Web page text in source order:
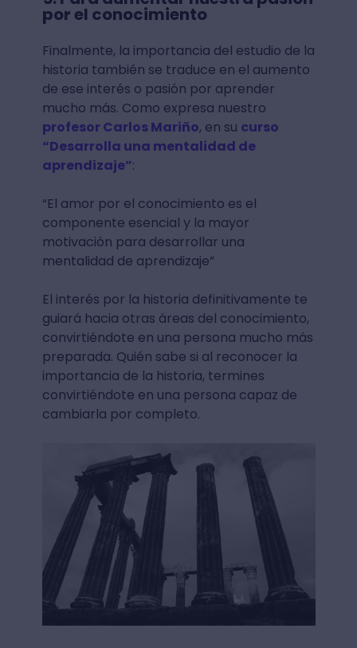
por el conocimiento
Finalmente, la importancia del estudio de la
historia también se traduce en el aumento
de ese interés o pasión por aprender
mucho más. Como expresa nuestro
profesor Carlos Mariño, en su curso
“Desarrolla una mentalidad de
aprendizaje”:
“El amor por el conocimiento es el
componente esencial y la mayor
motivación para desarrollar una
mentalidad de aprendizaje”
El interés por la historia definitivamente te
guiará hacia otras áreas del conocimiento,
convirtiéndote en una persona mucho más
preparada. Quién sabe si al reconocer la
importancia de la historia, termines
convirtiéndote en una persona capaz de
cambiarla por completo.